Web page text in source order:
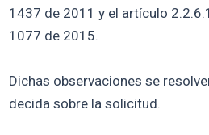
1437 de 2011 y el artículo
1077 de 2015.
Dichas observaciones se
decida sobre la solicitud.